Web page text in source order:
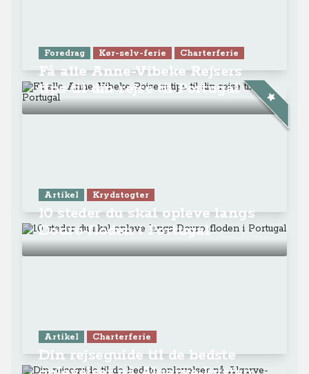
Foredrag Kør-selv-ferie Charterferie
Få alle Anne-Vibeke Rejsers
tips til din rejse til Portugal
Artikel Krydstogter
10 steder du skal opleve langs
Douro-floden i Portugal
Artikel Charterferie
Din rejseguide til de bedste